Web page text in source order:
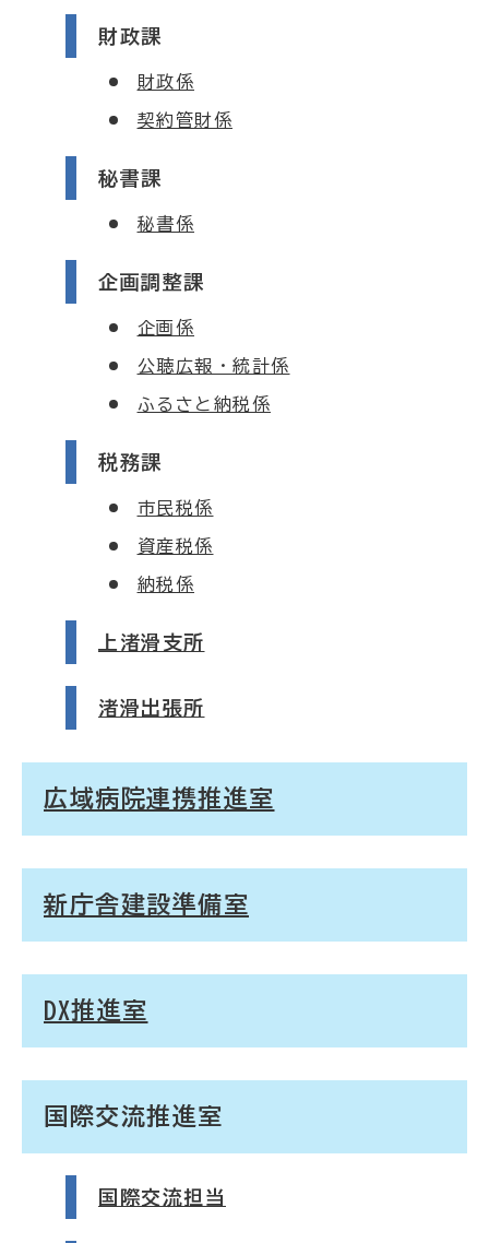
財政課
財政係
契約管財係
秘書課
秘書係
企画調整課
企画係
公聴広報・統計係
ふるさと納税係
税務課
市民税係
資産税係
納税係
上渚滑支所
渚滑出張所
広域病院連携推進室
新庁舎建設準備室
DX推進室
国際交流推進室
国際交流担当